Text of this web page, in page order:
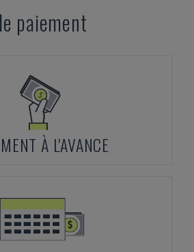
paiement
À L'AVANCE